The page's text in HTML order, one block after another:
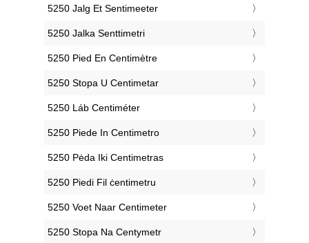
‎5250 Jalg Et Sentimeeter
‎5250 Jalka Senttimetri
‎5250 Pied En Centimètre
‎5250 Stopa U Centimetar
‎5250 Láb Centiméter
‎5250 Piede In Centimetro
‎5250 Pėda Iki Centimetras
‎5250 Piedi Fil ċentimetru
‎5250 Voet Naar Centimeter
‎5250 Stopa Na Centymetr